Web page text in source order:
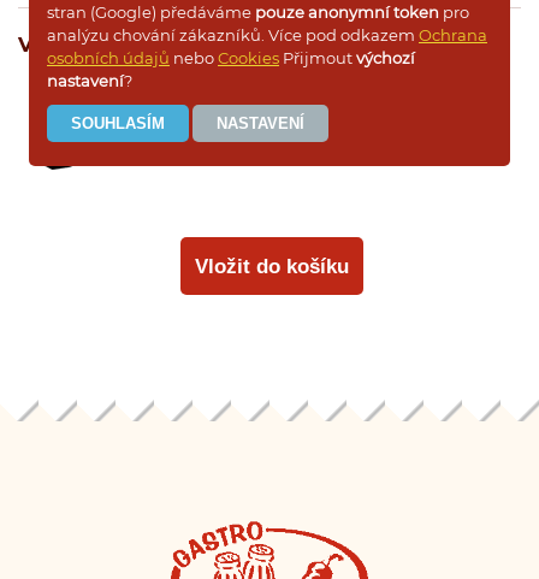
Vyberte si požadovanou variantu a množství:
dóza
stran (Google) předáváme pouze anonymní token pro
analýzu chování zákazníků. Více pod odkazem Ochrana
osobních údajů neboCookies Přijmoutvýchozí
nastavení?